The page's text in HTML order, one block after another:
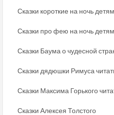
Сказки короткие на ночь
Сказки про фею на ночь детям
Сказки Баума о чудесной
Сказки дядюшки Римуса
Сказки Максима Горького
Сказки Алексея Толстого